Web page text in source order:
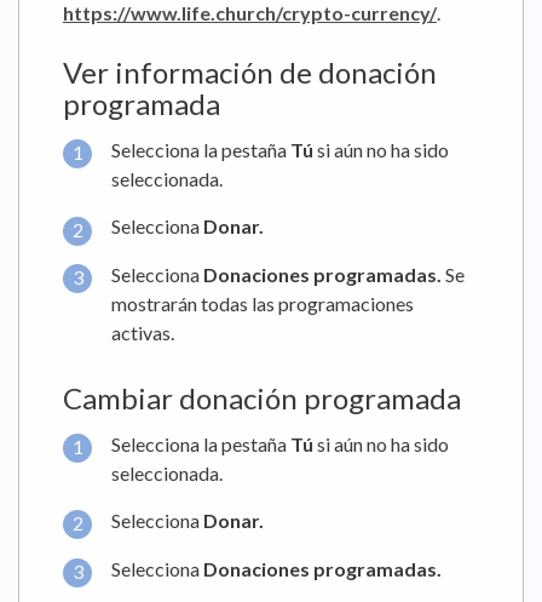
https://www.life.church/crypto-currency/.
Ver información de donación
programada
Selecciona la pestaña Tú si aún no ha sido
seleccionada.
Selecciona Donar.
Selecciona Donaciones programadas. Se
mostrarán todas las programaciones
activas.
Cambiar donación programada
Selecciona la pestaña Tú si aún no ha sido
seleccionada.
Selecciona Donar.
Selecciona Donaciones programadas.